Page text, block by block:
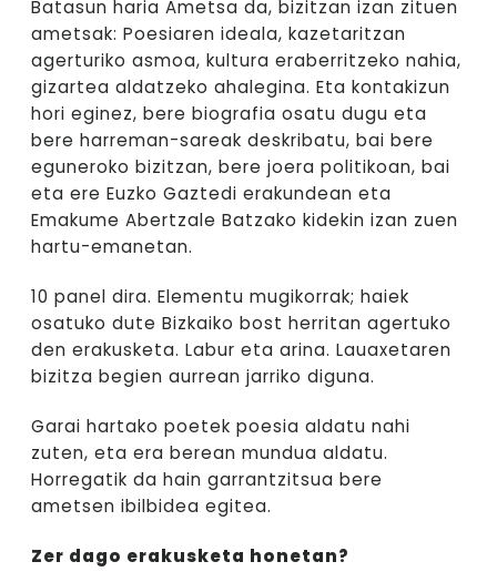
Batasun haria Ametsa da, bizitzan izan zituen
ametsak: Poesiaren ideala, kazetaritzan
agerturiko asmoa, kultura eraberritzeko nahia,
gizartea aldatzeko ahalegina. Eta kontakizun
hori eginez, bere biografia osatu dugu eta
bere harreman-sareak deskribatu, bai bere
eguneroko bizitzan, bere joera politikoan, bai
eta ere Euzko Gaztedi erakundean eta
Emakume Abertzale Batzako kidekin izan zuen
hartu-emanetan.
10 panel dira. Elementu mugikorrak; haiek
osatuko dute Bizkaiko bost herritan agertuko
den erakusketa. Labur eta arina. Lauaxetaren
bizitza begien aurrean jarriko diguna.
Garai hartako poetek poesia aldatu nahi
zuten, eta era berean mundua aldatu.
Horregatik da hain garrantzitsua bere
ametsen ibilbidea egitea.
Zer dago erakusketa honetan?